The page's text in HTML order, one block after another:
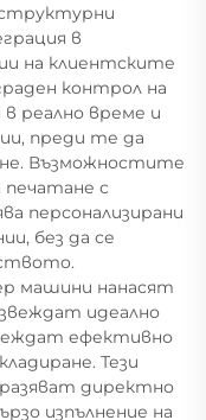
в
на клиентските
контрол на
реално време и
преди те да
Възможностите
печатане с
персонализирани
без да се
машини нанасят
идеално
ефективно
Тези
директно
изпълнение на